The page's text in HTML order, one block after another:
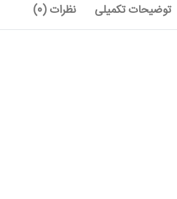
توضیحات تکمیلی نظرات (0)